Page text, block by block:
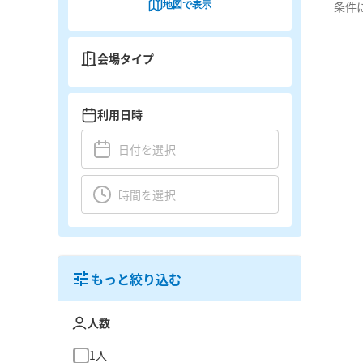
条件
地図で表示
会場タイプ
利用日時
もっと絞り込む
人数
1人